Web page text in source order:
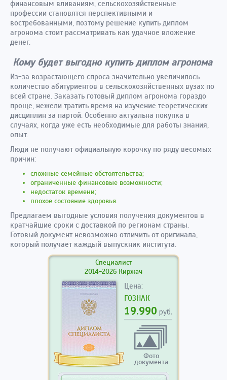
финансовым вливаниям, сельскохозяйственные
профессии становятся перспективными и
востребованными, поэтому решение купить диплом
агронома стоит рассматривать как удачное вложение
денег.
Кому будет выгодно купить диплом агронома
Из-за возрастающего спроса значительно увеличилось
количество абитуриентов в сельскохозяйственных вузах по
всей стране. Заказать готовый диплом агронома гораздо
проще, нежели тратить время на изучение теоретических
дисциплин за партой. Особенно актуальна покупка в
случаях, когда уже есть необходимые для работы знания,
опыт.
Люди не получают официальную корочку по ряду весомых
причин:
сложные семейные обстоятельства;
ограниченные финансовые возможности;
недостаток времени;
плохое состояние здоровья.
Предлагаем выгодные условия получения документов в
кратчайшие сроки с доставкой по регионам страны.
Готовый документ невозможно отличить от оригинала,
который получает каждый выпускник института.
Специалист
2014-2026 Киржач
Цена:
ГОЗНАК
19.990 руб.
Фото
документа